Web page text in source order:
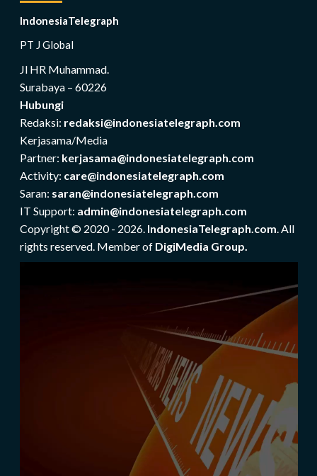
IndonesiaTelegraph
PT J Global
Jl HR Muhammad.
Surabaya – 60226
Hubungi
Redaksi: redaksi@indonesiatelegraph.com
Kerjasama/Media
Partner: kerjasama@indonesiatelegraph.com
Activity: care@indonesiatelegraph.com
Saran: saran@indonesiatelegraph.com
IT Support: admin@indonesiatelegraph.com
Copyright © 2020 - 2026. IndonesiaTelegraph.com. All
rights reserved. Member of DigiMedia Group.